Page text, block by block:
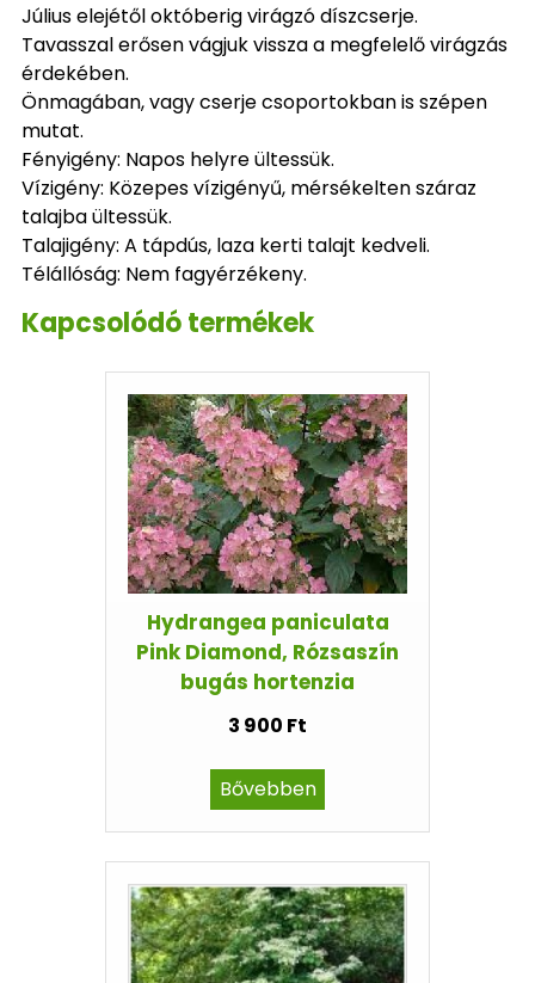
Július elejétől októberig virágzó díszcserje.
Tavasszal erősen vágjuk vissza a megfelelő virágzás
érdekében.
Önmagában, vagy cserje csoportokban is szépen
mutat.
Fényigény: Napos helyre ültessük.
Vízigény: Közepes vízigényű, mérsékelten száraz
talajba ültessük.
Talajigény: A tápdús, laza kerti talajt kedveli.
Télállóság: Nem fagyérzékeny.
Kapcsolódó termékek
Hydrangea paniculata
Pink Diamond, Rózsaszín
bugás hortenzia
3 900 Ft
Bővebben